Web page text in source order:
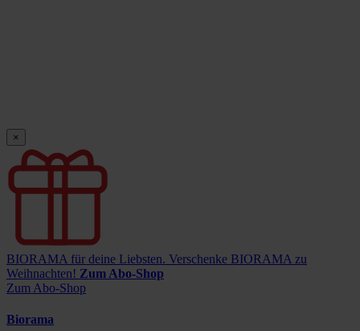
×
BIORAMA für deine Liebsten. Verschenke BIORAMA zu
Weihnachten! Zum Abo-Shop
Zum Abo-Shop
Biorama